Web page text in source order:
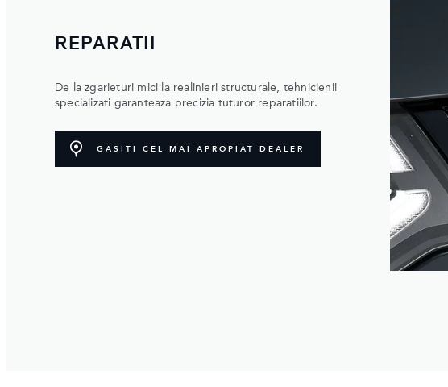
REPARATII
De la zgarieturi mici la realinieri structurale, tehnicienii
specializati garanteaza precizia tuturor reparatiilor.
GASITI CEL MAI APROPIAT DEALER